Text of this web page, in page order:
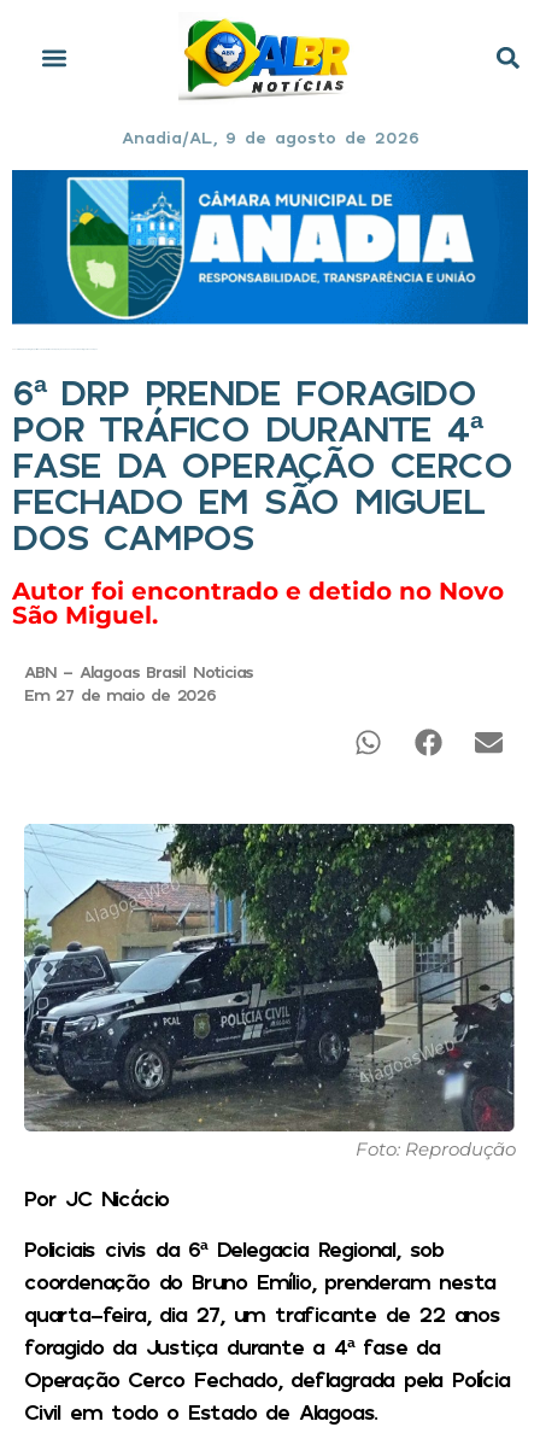
Anadia/AL, 9 de agosto de 2026
6ª DRP PRENDE FORAGIDO
POR TRÁFICO DURANTE 4ª
FASE DA OPERAÇÃO CERCO
FECHADO EM SÃO MIGUEL
DOS CAMPOS
Autor foi encontrado e detido no Novo
São Miguel.
ABN - Alagoas Brasil Noticias
Em 27 de maio de 2026
Foto: Reprodução
Por JC Nicácio
Policiais civis da 6ª Delegacia Regional, sob
coordenação do Bruno Emílio, prenderam nesta
quarta-feira, dia 27, um traficante de 22 anos
foragido da Justiça durante a 4ª fase da
Operação Cerco Fechado, deflagrada pela Polícia
Civil em todo o Estado de Alagoas.